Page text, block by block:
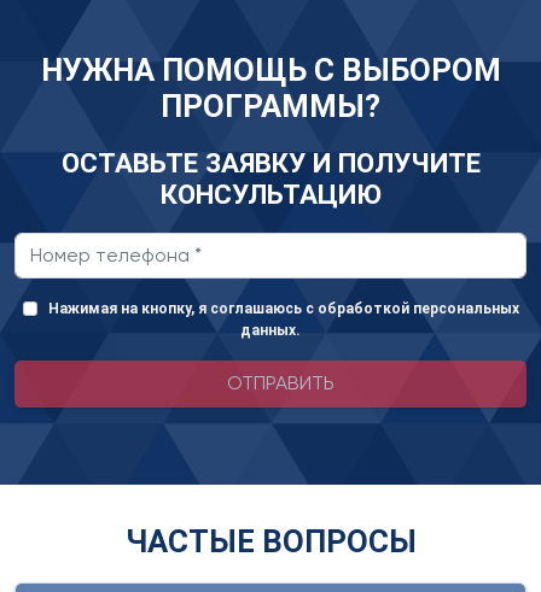
НУЖНА ПОМОЩЬ С ВЫБОРОМ
ПРОГРАММЫ?
ОСТАВЬТЕ ЗАЯВКУ И ПОЛУЧИТЕ
КОНСУЛЬТАЦИЮ
Нажимая на кнопку, я соглашаюсь с обработкой персональных
данных.
ОТПРАВИТЬ
ЧАСТЫЕ ВОПРОСЫ